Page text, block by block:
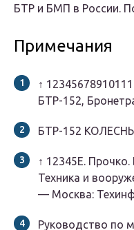
БТР и БМП в России.
Примечания
↑ 1 234567891011
БТР-152,
БТР-152
↑ 1 2345Е. Прочко.
Техника и
— Москва:
Руководство по